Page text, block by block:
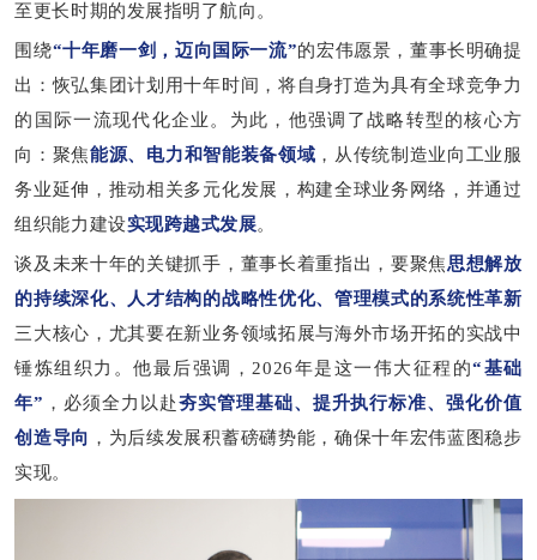
至更长时期的发展指明了航向。
围绕“十年磨一剑，迈向国际一流”的宏伟愿景，董事长明确提
出：恢弘集团计划用十年时间，将自身打造为具有全球竞争力
的国际一流现代化企业。为此， 他强调 了战略转型的核心方
向 ： 聚焦能源、电力和智能装备领域 ， 从传统制造业向工业服
务业延伸，推动相关多元化发展，构建全球业务网络，并通过
组织能力建设实现跨越式发展。
谈及未来十年的关键抓手，董事长着重指出，要聚焦思想解放
的持续深化、人才结构的战略性优化、管理模式的系统性革新
三大核心，尤其要在新业务领域拓展与海外市场开拓的实战中
锤炼组织力 。他最后强调， 2026年是这一伟大征程的“基础
年” ，必须全力以赴夯实管理基础、提升执行标准、强化价值
创造导向 ，为后续发展积蓄磅礴势能，确保十年宏伟蓝图稳步
实现。